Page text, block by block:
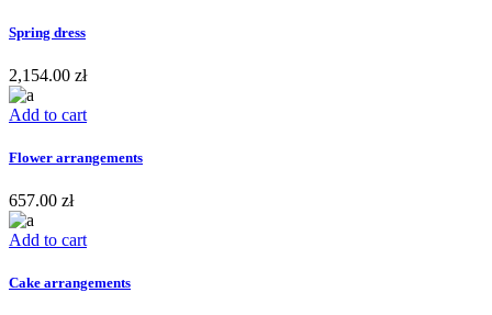
Spring dress
2,154.00 zł
Add to cart
Flower arrangements
657.00 zł
Add to cart
Cake arrangements